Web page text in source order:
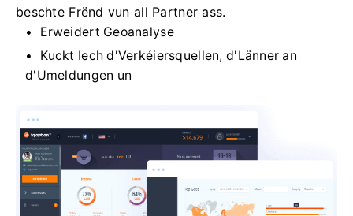
beschte Frënd vun all Partner ass.
Erweidert Geoanalyse
Kuckt Iech d'Verkéiersquellen, d'Länner an
d'Umeldungen un